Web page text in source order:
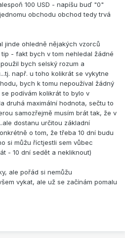
100 USD - napíšu buď "0"
obchodu obchod tedy trvá
jinde ohledně nějakých vzorců
- fakt bych v tom nehledal žádné
bych selský rozum a
např. u toho kolikrát se vykytne
bych k tomu nepoužíval žádný
podívám kolikrát to bylo v
druhá maximální hodnota, sečtu to
samozřejmě musím brát tak, že v
dostanu určitou základní
o tom, že třeba 10 dní budu
si můžu říctjestli sem vůbec
- 10 dní sedět a nekliknout)
ale pořád si nemůžu
vykat, ale už se začínám pomalu